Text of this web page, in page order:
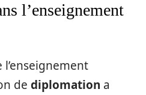
l’enseignement
de diplomation a